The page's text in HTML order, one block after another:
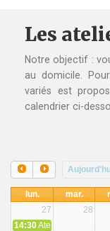
Les
Notre objectif :
au domicile.
variés est
calendrier ci-
lun. mar.
27
28
14:30Atelier bien être -